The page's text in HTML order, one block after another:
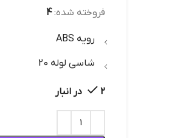
فروخته شده: 4
رویه ABS
شاسی لوله 20
2 در انبار